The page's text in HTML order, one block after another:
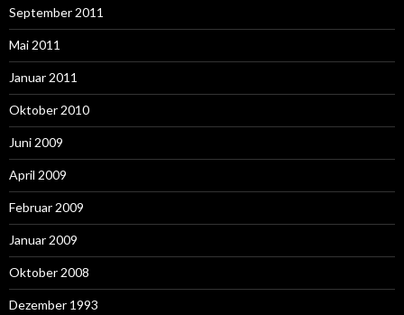
September 2011
Mai 2011
Januar 2011
Oktober 2010
Juni 2009
April 2009
Februar 2009
Januar 2009
Oktober 2008
Dezember 1993